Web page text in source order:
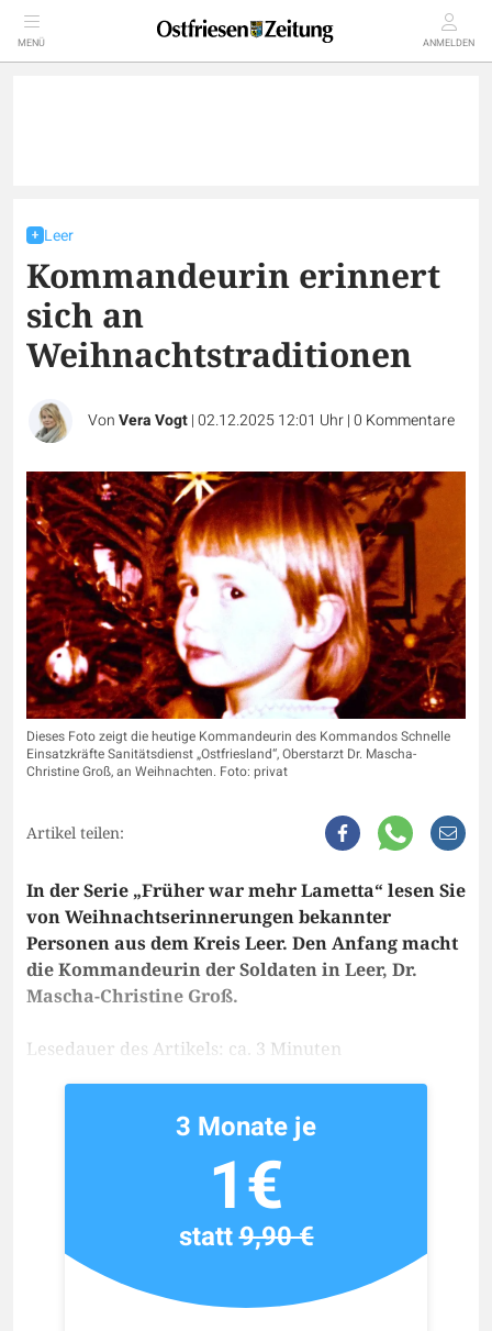
MENÜ ANMELDEN
Leer
Kommandeurin erinnert
sich an
Weihnachtstraditionen
VonVera Vogt|02.12.2025 12:01 Uhr|0 Kommentare
Dieses Foto zeigt die heutige Kommandeurin des Kommandos Schnelle
Einsatzkräfte Sanitätsdienst „Ostfriesland“, Oberstarzt Dr. Mascha-
Christine Groß, an Weihnachten. Foto: privat
Artikel teilen:
In der Serie „Früher war mehr Lametta“ lesen Sie
von Weihnachtserinnerungen bekannter
Personen aus dem Kreis Leer. Den Anfang macht
die Kommandeurin der Soldaten in Leer, Dr.
Mascha-Christine Groß.
Lesedauer des Artikels: ca. 3 Minuten
3 Monate je
1€
statt9,90 €